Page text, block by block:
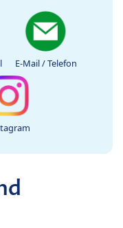
E-Mail / Telefon